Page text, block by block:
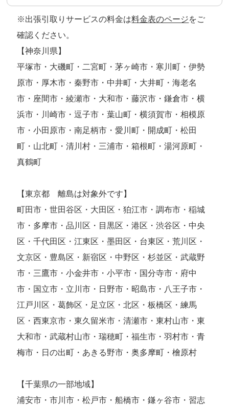
※出張引取りサービスの料金は料金表のページをご
確認ください。
【神奈川県】
平塚市・大磯町・二宮町・茅ヶ崎市・寒川町・伊勢
原市・厚木市・秦野市・中井町・大井町・海老名
市・座間市・綾瀬市・大和市・藤沢市・鎌倉市・横
浜市・川崎市・逗子市・葉山町・横須賀市・相模原
市・小田原市・南足柄市・愛川町・開成町・松田
町・山北町・清川村・三浦市・箱根町・湯河原町・
真鶴町
【東京都 離島は対象外です】
町田市・世田谷区・大田区・狛江市・調布市・稲城
市・多摩市・品川区・目黒区・港区・渋谷区・中央
区・千代田区・江東区・墨田区・台東区・荒川区・
文京区・豊島区・新宿区・中野区・杉並区・武蔵野
市・三鷹市・小金井市・小平市・国分寺市・府中
市・国立市・立川市・日野市・昭島市・八王子市・
江戸川区・葛飾区・足立区・北区・板橋区・練馬
区・西東京市・東久留米市・清瀬市・東村山市・東
大和市・武蔵村山市・瑞穂町・福生市・羽村市・青
梅市・日の出町・あきる野市・奥多摩町・檜原村
【千葉県の一部地域】
浦安市・市川市・松戸市・船橋市・鎌ヶ谷市・習志